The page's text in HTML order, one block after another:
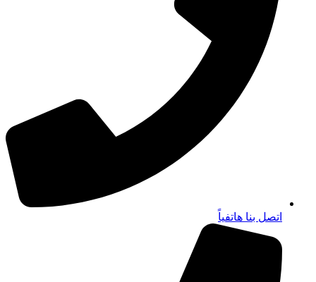
اتصل بنا هاتفياً